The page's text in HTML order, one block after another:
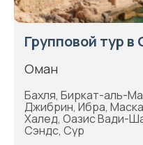
Групповой тур в
Оман
Бахля, Биркат-аль-
Джибрин, Ибра,
Халед, Оазис Вади-
Сэндс, Сур